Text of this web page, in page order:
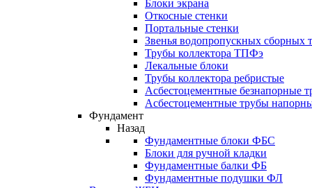
Блоки экрана
Откосные стенки
Портальные стенки
Звенья водопропускных сборных
Трубы коллектора ТПФэ
Лекальные блоки
Трубы коллектора ребристые
Асбестоцементные безнапорные
Асбестоцементные трубы
Фундамент
Назад
Фундаментные блоки ФБС
Блоки для ручной кладки
Фундаментные балки ФБ
Фундаментные подушки ФЛ